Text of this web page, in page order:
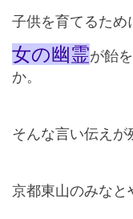
子供を育てるため
女の幽霊が飴
か。
そんな言い伝えが
京都東山のみなと